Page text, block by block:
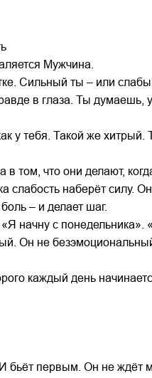
Мужчина.
Сильный ты – или
в глаза. Ты думаешь,
у тебя. Такой же
том, что они делают,
наберёт силу.
– и делает шаг.
начну с
Он не
каждый день
бьёт первым. Он не